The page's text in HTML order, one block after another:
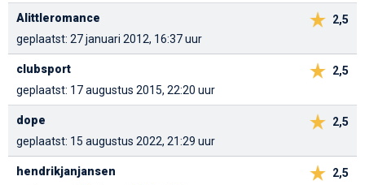
2,5
Alittleromance
geplaatst: 27 januari 2012, 16:37 uur
2,5
clubsport
geplaatst: 17 augustus 2015, 22:20 uur
2,5
dope
geplaatst: 15 augustus 2022, 21:29 uur
2,5
hendrikjanjansen